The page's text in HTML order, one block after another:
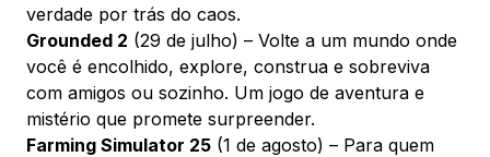
verdade por trás do caos.
Grounded 2 (29 de julho) – Volte a um mundo onde
você é encolhido, explore, construa e sobreviva
com amigos ou sozinho. Um jogo de aventura e
mistério que promete surpreender.
Farming Simulator 25 (1 de agosto) – Para quem